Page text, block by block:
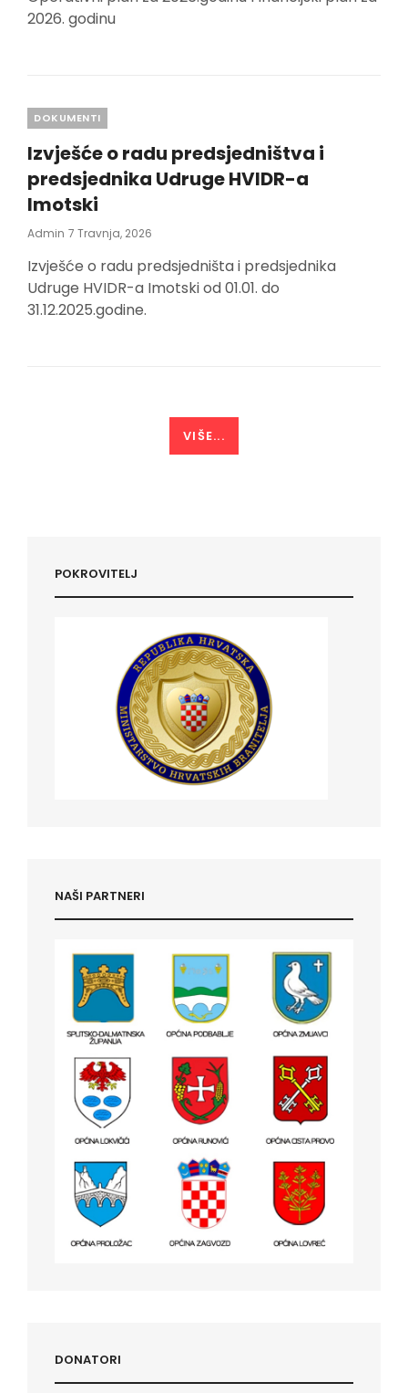
2026. godinu
Categories
DOKUMENTI
Izvješće o radu predsjedništva i
predsjednika Udruge HVIDR-a
Imotski
Admin Posted
7 Travnja, 2026
Izvješće o radu predsjedništa i predsjednika
Udruge HVIDR-a Imotski od 01.01. do
31.12.2025.godine.
VIŠE...
POKROVITELJ
NAŠI PARTNERI
DONATORI